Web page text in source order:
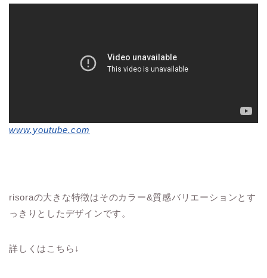
www.youtube.com
risoraの大きな特徴はそのカラー&質感バリエーションとす
っきりとしたデザインです。
詳しくはこちら↓